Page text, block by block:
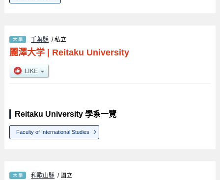
千葉縣 / 私立
麗澤大学| Reitaku University
Reitaku University 學系一覽
Faculty of International Studies
和歌山縣 / 國立